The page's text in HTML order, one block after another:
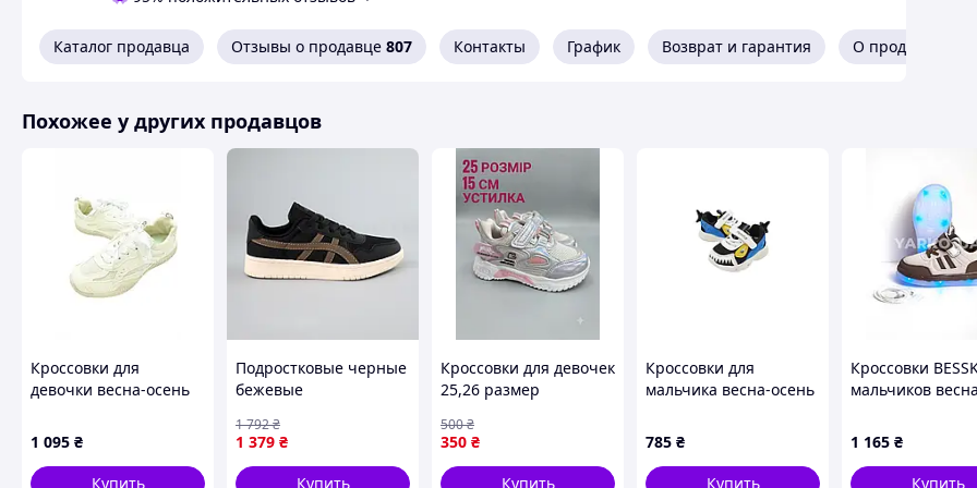
Каталог продавца Отзывы о продавце 807 Контакты График Возврат и гарантия О продавце
Похожее у других продавцов
Кроссовки для
девочки весна-осень
LINGPENG 40(р)
1 095 ₴
Купить
Подростковые черные
бежевые
спортивные детские
кеды Shopingo
Кросівки підліткові
1 379 ₴
1 792₴
Купить
Кроссовки для девочек
25,26 размер
350 ₴
500₴
Купить
Кроссовки для
мальчика весна-осень
сетка черный/белый
SPORT 21(р)
785 ₴
Купить
Кроссовки
мальчиков
экокожа мокко/
Подошва с
30(р)
1 165 ₴
Купить